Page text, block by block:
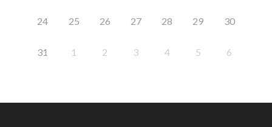
24 25 26 27 28 29 30
31 1 2 3 4 5 6